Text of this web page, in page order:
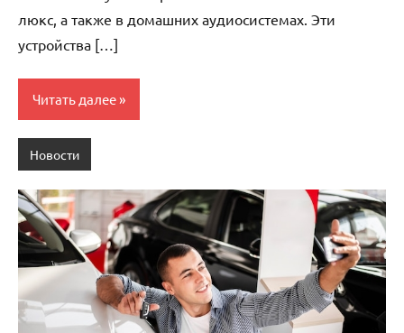
люкс, а также в домашних аудиосистемах. Эти
устройства […]
Читать далее
Новости